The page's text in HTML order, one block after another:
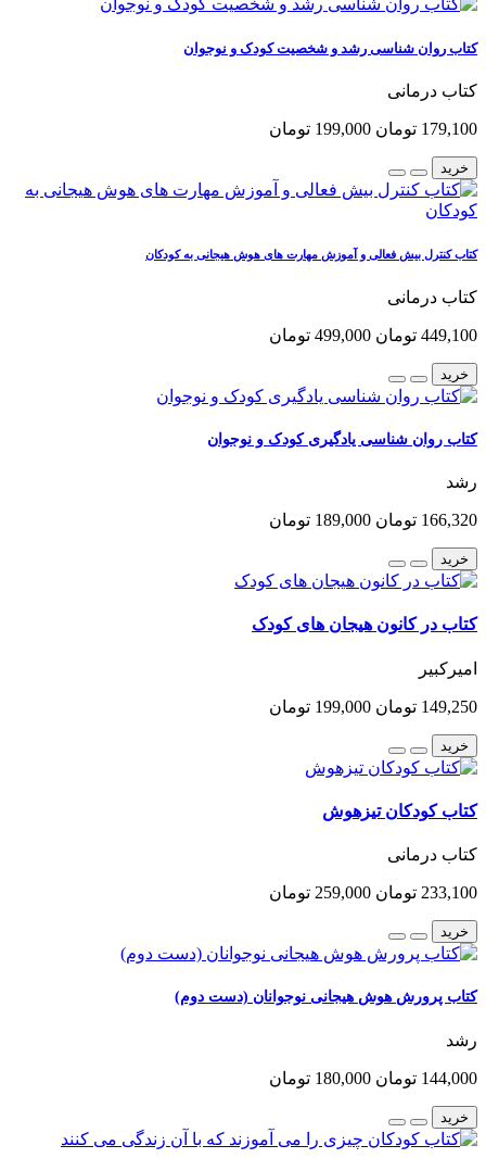
کتاب روان شناسی رشد و شخصیت کودک و نوجوان
کتاب درمانی
179,100 تومان 199,000 تومان
خرید
کتاب کنترل بیش فعالی و آموزش مهارت های هوش هیجانی به کودکان
کتاب درمانی
449,100 تومان 499,000 تومان
خرید
کتاب روان شناسی یادگیری کودک و نوجوان
رشد
166,320 تومان 189,000 تومان
خرید
کتاب در کانون هیجان های کودک
امیرکبیر
149,250 تومان 199,000 تومان
خرید
کتاب کودکان تیزهوش
کتاب درمانی
233,100 تومان 259,000 تومان
خرید
کتاب پرورش هوش هیجانی نوجوانان (دست دوم)
رشد
144,000 تومان 180,000 تومان
خرید